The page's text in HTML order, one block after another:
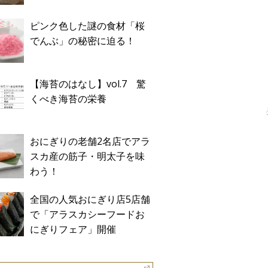
ピンク色した謎の食材「桜
でんぶ」の秘密に迫る！
【海苔のはなし】vol.7 驚
くべき海苔の栄養
おにぎりの老舗2名店でアラ
スカ産の筋子・明太子を味
わう！
全国の人気おにぎり店5店舗
で「アラスカシーフードお
にぎりフェア」開催